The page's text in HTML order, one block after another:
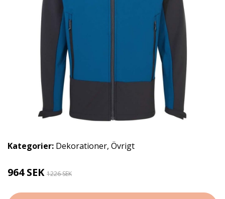
Kategorier: Dekorationer, Övrigt
964 SEK 1226 SEK